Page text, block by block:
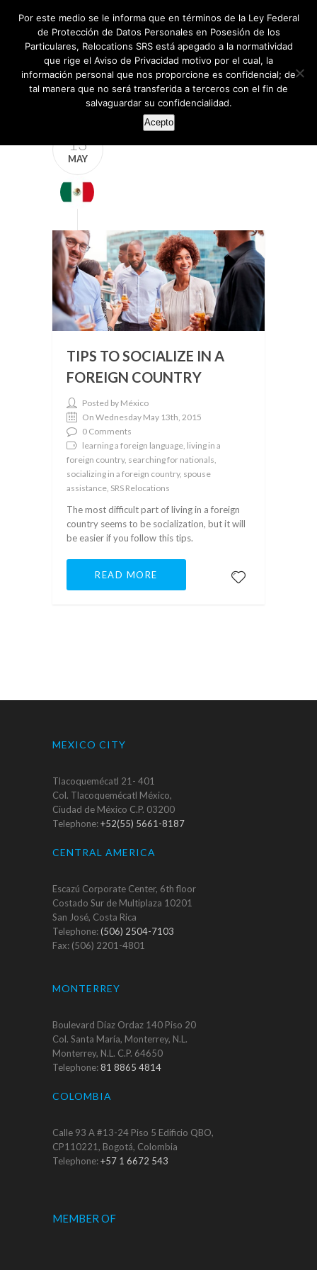
13
MAY
TIPS TO SOCIALIZE IN A
FOREIGN COUNTRY
Posted by México
On Wednesday May 13th, 2015
0 Comments
learning a foreign language, living in a
foreign country, searching for nationals,
socializing in a foreign country, spouse
assistance, SRS Relocations
The most difficult part of living in a foreign
country seems to be socialization, but it will
be easier if you follow this tips.
READ MORE
MEXICO CITY
Tlacoquemécatl 21- 401
Col. Tlacoquemécatl México,
Ciudad de México C.P. 03200
Telephone:+52(55) 5661-8187
CENTRAL AMERICA
Escazú Corporate Center, 6th floor
Costado Sur de Multiplaza 10201
San José, Costa Rica
Telephone:(506) 2504-7103
Fax: (506) 2201-4801
MONTERREY
Boulevard Díaz Ordaz 140 Piso 20
Col. Santa María, Monterrey, N.L.
Monterrey, N.L. C.P. 64650
Telephone:81 8865 4814
COLOMBIA
Calle 93 A #13-24 Piso 5 Edificio QBO,
CP110221, Bogotá, Colombia
Telephone:+57 1 6672 543
MEMBER OF
Por este medio se le informa que en términos de la Ley Federal
de Protección de Datos Personales en Posesión de los
Particulares, Relocations SRS está apegado a la normatividad
que rige el Aviso de Privacidad motivo por el cual, la
información personal que nos proporcione es confidencial; de
tal manera que no será transferida a terceros con el fin de
salvaguardar su confidencialidad.
Acepto